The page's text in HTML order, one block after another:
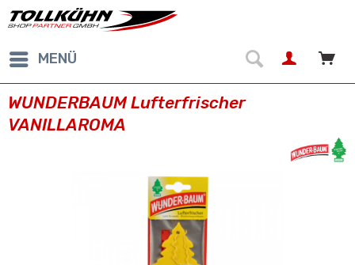
MENÜ
WUNDERBAUM Lufterfrischer
VANILLAROMA